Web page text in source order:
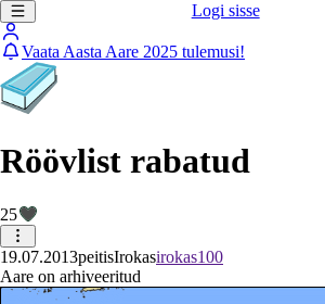
Logi sisse
Vaata Aasta Aare 2025 tulemusi!
Röövlist rabatud
25
19.07.2013peitisIrokasirokas100
Aare on arhiveeritud